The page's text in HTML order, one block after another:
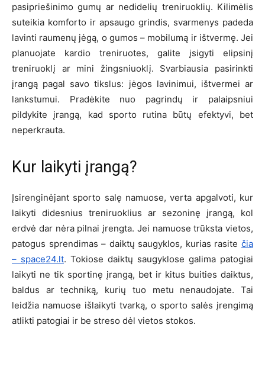
pasipriešinimo gumų ar nedidelių treniruoklių. Kilimėlis
suteikia komforto ir apsaugo grindis, svarmenys padeda
lavinti raumenų jėgą, o gumos – mobilumą ir ištvermę. Jei
planuojate kardio treniruotes, galite įsigyti elipsinį
treniruoklį ar mini žingsniuoklį. Svarbiausia pasirinkti
įrangą pagal savo tikslus: jėgos lavinimui, ištvermei ar
lankstumui. Pradėkite nuo pagrindų ir palaipsniui
pildykite įrangą, kad sporto rutina būtų efektyvi, bet
neperkrauta.
Kur laikyti įrangą?
Įsirenginėjant sporto salę namuose, verta apgalvoti, kur
laikyti didesnius treniruoklius ar sezoninę įrangą, kol
erdvė dar nėra pilnai įrengta. Jei namuose trūksta vietos,
patogus sprendimas – daiktų saugyklos, kurias rasite čia
– space24.lt. Tokiose daiktų saugyklose galima patogiai
laikyti ne tik sportinę įrangą, bet ir kitus buities daiktus,
baldus ar techniką, kurių tuo metu nenaudojate. Tai
leidžia namuose išlaikyti tvarką, o sporto salės įrengimą
atlikti patogiai ir be streso dėl vietos stokos.